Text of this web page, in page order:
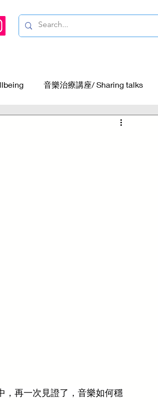
音樂治療講座/ Sharing talks
長者工作 Elderly work
，再一次見證了，音樂如何穩